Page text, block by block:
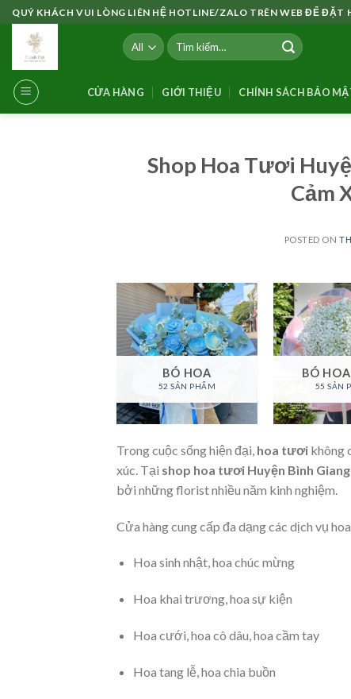
Skip
to
content
QUÝ KHÁCH VUI LÒNG LIÊN HỆ HOTLINE/ZALO TRÊN WEB ĐỂ ĐẶT
Tìm
kiếm:
CỬA HÀNG GIỚI THIỆU CHÍNH SÁCH BẢO
Shop Hoa Tươi
Cảm
POSTED ON
BÓ HOA
52 SẢN PHẨM
BÓ
55 SẢN
Trong cuộc sống hiện đại, hoa tươi không
xúc. Tại shop hoa tươi Huyện Bình
bởi những florist nhiều năm kinh nghiệm.
Cửa hàng cung cấp đa dạng các dịch vụ
Hoa sinh nhật, hoa chúc mừng
Hoa khai trương, hoa sự kiện
Hoa cưới, hoa cô dâu, hoa cầm tay
Hoa tang lễ, hoa chia buồn